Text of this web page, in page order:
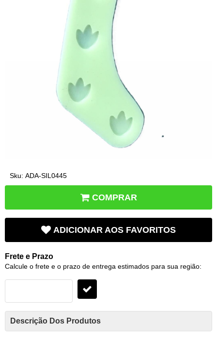
Sku: ADA-SIL0445
COMPRAR
ADICIONAR AOS FAVORITOS
Frete e Prazo
Calcule o frete e o prazo de entrega estimados para sua região:
Descrição Dos Produtos